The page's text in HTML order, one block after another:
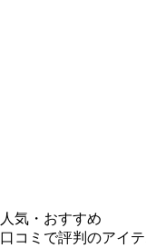
人気・おすすめ
口コミで評判のアイ